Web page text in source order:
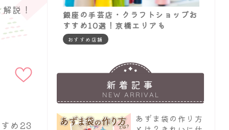
説！
め23
銀座の手芸店・クラフトショップお
すすめ10選！京橋エリアも
おすすめ店舗
新着記事
NEW ARRIVAL
あずま袋の作り方